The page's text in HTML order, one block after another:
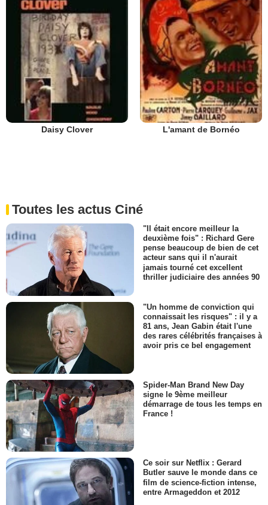
Daisy Clover L'amant de Bornéo
Toutes les actus Ciné
"Il était encore meilleur la
deuxième fois" : Richard Gere
pense beaucoup de bien de cet
acteur sans qui il n'aurait
jamais tourné cet excellent
thriller judiciaire des années 90
"Un homme de conviction qui
connaissait les risques" : il y a
81 ans, Jean Gabin était l'une
des rares célébrités françaises à
avoir pris ce bel engagement
Spider-Man Brand New Day
signe le 9ème meilleur
démarrage de tous les temps en
France !
Ce soir sur Netflix : Gerard
Butler sauve le monde dans ce
film de science-fiction intense,
entre Armageddon et 2012